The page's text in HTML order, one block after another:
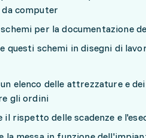
computer
per la documentazione
questi schemi in disegni di
elenco delle attrezzature e
gli ordini
il rispetto delle scadenze e